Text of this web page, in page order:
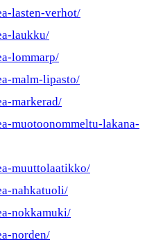
lasten-verhot/
laukku/
lommarp/
malm-lipasto/
markerad/
muotoonommeltu-lakana-
muuttolaatikko/
nahkatuoli/
nokkamuki/
norden/